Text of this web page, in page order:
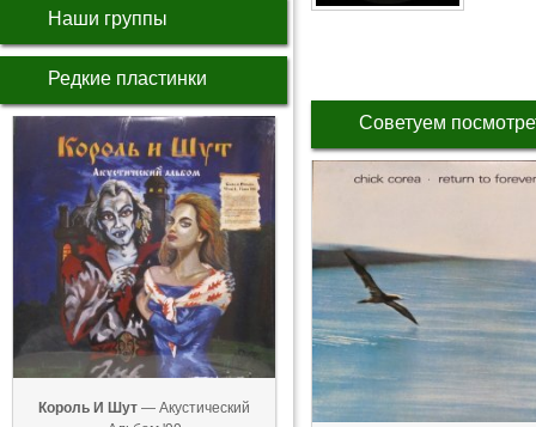
Наши группы
Редкие пластинки
Король И Шут — Акустический
Советуем